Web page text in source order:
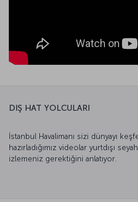
DIŞ HAT YOLCULARI
İstanbul Havalimanı sizi dünyayı
hazırladığımız videolar yurtdışı
izlemeniz gerektiğini anlatıyor.